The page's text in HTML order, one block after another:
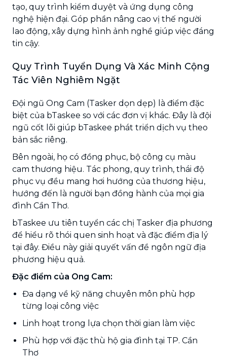
tạo, quy trình kiểm duyệt và ứng dụng công
nghệ hiện đại. Góp phần nâng cao vị thế người
lao động, xây dựng hình ảnh nghề giúp việc đáng
tin cậy.
Quy Trình Tuyển Dụng Và Xác Minh Cộng
Tác Viên Nghiêm Ngặt
Đội ngũ Ong Cam (Tasker dọn dẹp) là điểm đặc
biệt của bTaskee so với các đơn vị khác. Đây là đội
ngũ cốt lõi giúp bTaskee phát triển dịch vụ theo
bản sắc riêng.
Bên ngoài, họ có đồng phục, bộ công cụ màu
cam thương hiệu. Tác phong, quy trình, thái độ
phục vụ đều mang hơi hướng của thương hiệu,
hướng đến là người bạn đồng hành của mọi gia
đình Cần Thơ.
bTaskee ưu tiên tuyển các chị Tasker địa phương
để hiểu rõ thói quen sinh hoạt và đặc điểm địa lý
tại đây. Điều này giải quyết vấn đề ngôn ngữ địa
phương hiệu quả.
Đặc điểm của Ong Cam:
Đa dạng về kỹ năng chuyên môn phù hợp
từng loại công việc
Linh hoạt trong lựa chọn thời gian làm việc
Phù hợp với đặc thù hộ gia đình tại TP. Cần
Thơ